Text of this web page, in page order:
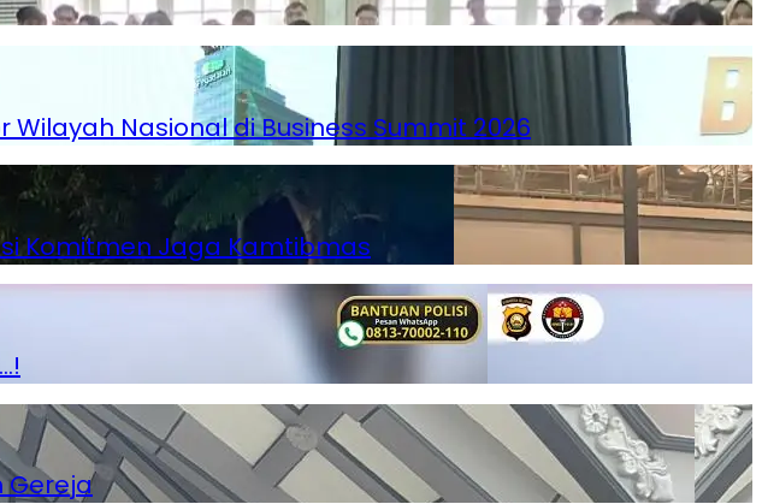
Nasional di Business Summit 2026
Komitmen Jaga Kamtibmas
Gereja